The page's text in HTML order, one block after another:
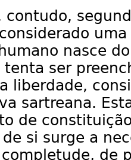
contudo,
nasce
tenta ser
liberdade,
sartreana.
de
si surge a
de